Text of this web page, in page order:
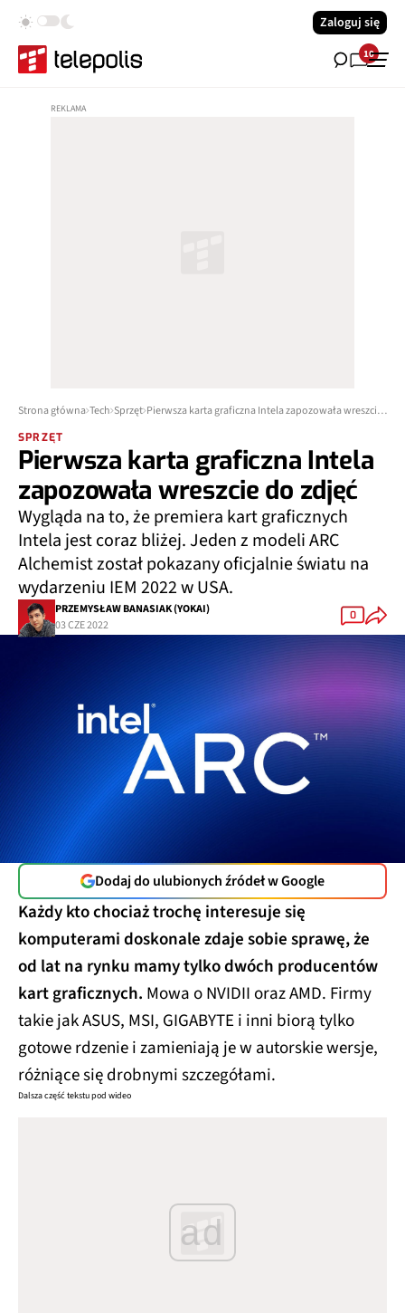
Zaloguj się
10
Strona główna Tech Sprzęt Pierwsza karta graficzna Intela zapozowała wreszcie do zdjęć
SPRZĘT
Pierwsza karta graficzna Intela
zapozowała wreszcie do zdjęć
Wygląda na to, że premiera kart graficznych
Intela jest coraz bliżej. Jeden z modeli ARC
Alchemist został pokazany oficjalnie światu na
wydarzeniu IEM 2022 w USA.
PRZEMYSŁAW BANASIAK (YOKAI)
03 CZE 2022
0
Dodaj do ulubionych źródeł w Google
Każdy kto chociaż trochę interesuje się
komputerami doskonale zdaje sobie sprawę, że
od lat na rynku mamy tylko dwóch producentów
kart graficznych. Mowa o NVIDII oraz AMD. Firmy
takie jak ASUS, MSI, GIGABYTE i inni biorą tylko
gotowe rdzenie i zamieniają je w autorskie wersje,
różniące się drobnymi szczegółami.
Dalsza część tekstu pod wideo
ad